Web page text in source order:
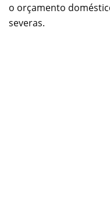
o orçamento
severas.